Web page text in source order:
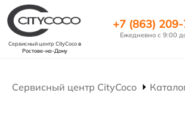
Сервисный центр CityCocoв
Ростове-на-Дону
+7 (863)
Ежедневно с 9:00
Сервисный центр CityCoco